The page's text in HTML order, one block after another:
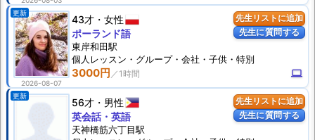
先生リストに追加
先生に質問する
更新
2026-08-07
43才 女性
3000円 computer
ポーランド語
東岸和田駅
個人 レッスン ・グループ・会社・子供・特別
先生リストに追加
先生に質問する
更新
56才 男性
英会話・英語
天神橋筋六丁目駅